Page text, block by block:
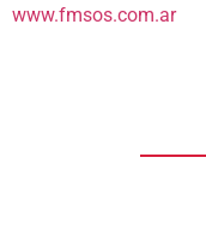
www.fmsos.com.ar